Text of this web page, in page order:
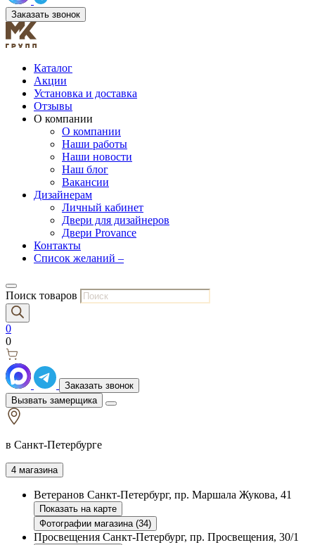
Заказать звонок
Каталог
Акции
Установка и доставка
Отзывы
О компании
О компании
Наши работы
Наши новости
Наш блог
Вакансии
Дизайнерам
Личный кабинет
Двери для дизайнеров
Двери Provance
Контакты
Список желаний –
Поиск товаров
0
0
Заказать звонок
Вызвать замерщика
в Санкт-Петербурге
4 магазина
Ветеранов Санкт-Петербург, пр. Маршала Жукова, 41
Показать на карте
Фотографии магазина (34)
Просвещения Санкт-Петербург, пр. Просвещения, 30/1